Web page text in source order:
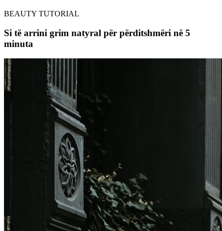
BEAUTY TUTORIAL
Si të arrini grim natyral për përditshmëri në 5
minuta